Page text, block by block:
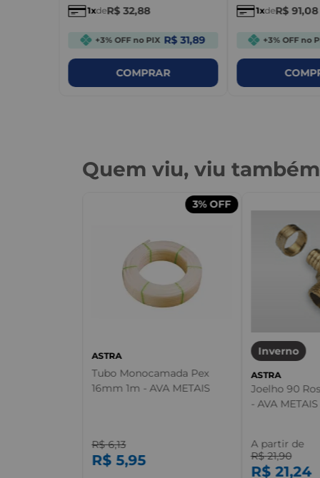
1 deR$ 32,88
+3% OFF no PIX R$ 31,89
COMPRAR
1 deR$ 91,08
+3% OFF no
Quem viu, viu também
3%OFF
ASTRA
Tubo Monocamada Pex
16mm 1m - AVA METAIS
R$ 6,13
R$ 5,95
Inverno
ASTRA
Joelho 90
- AVA METAIS
A partir de
R$ 21,90
R$ 21,24